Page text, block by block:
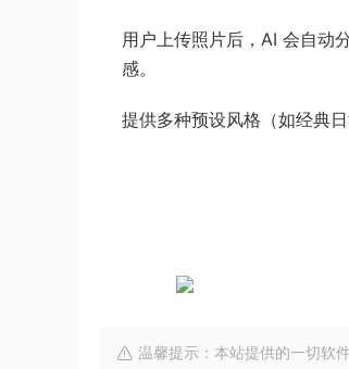
用户上传照片后，AI 会自动
感。
提供多种预设风格（如经典
温馨提示：本站提供的一切软